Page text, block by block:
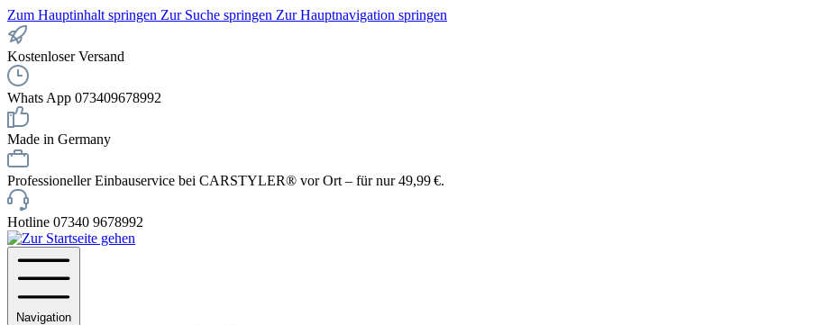
Zum Hauptinhalt springen Zur Suche springen Zur Hauptnavigation springen
Kostenloser Versand
Whats App 073409678992
Made in Germany
Professioneller Einbauservice bei CARSTYLER® vor Ort – für nur 49,99 €.
Hotline 07340 9678992
Navigation